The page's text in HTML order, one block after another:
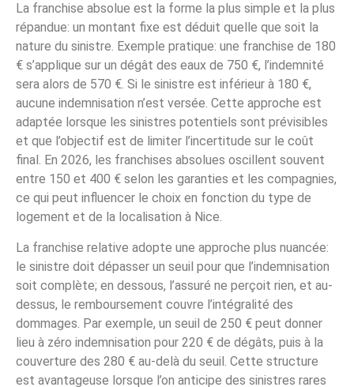
La franchise absolue est la forme la plus simple et la plus
répandue: un montant fixe est déduit quelle que soit la
nature du sinistre. Exemple pratique: une franchise de 180
€ s’applique sur un dégât des eaux de 750 €, l’indemnité
sera alors de 570 €. Si le sinistre est inférieur à 180 €,
aucune indemnisation n’est versée. Cette approche est
adaptée lorsque les sinistres potentiels sont prévisibles
et que l’objectif est de limiter l’incertitude sur le coût
final. En 2026, les franchises absolues oscillent souvent
entre 150 et 400 € selon les garanties et les compagnies,
ce qui peut influencer le choix en fonction du type de
logement et de la localisation à Nice.
La franchise relative adopte une approche plus nuancée:
le sinistre doit dépasser un seuil pour que l’indemnisation
soit complète; en dessous, l’assuré ne perçoit rien, et au-
dessus, le remboursement couvre l’intégralité des
dommages. Par exemple, un seuil de 250 € peut donner
lieu à zéro indemnisation pour 220 € de dégâts, puis à la
couverture des 280 € au-delà du seuil. Cette structure
est avantageuse lorsque l’on anticipe des sinistres rares